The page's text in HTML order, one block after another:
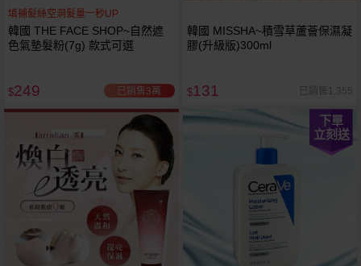
填補髮絲空洞髮量一秒UP
韓國 THE FACE SHOP~自然遮
色氣墊髮粉(7g) 款式可選
$249 已銷售3萬
韓國 MISSHA~積雪草蘆薈保濕凝
膠(升級版)300ml
$131 已銷售1,355
下單
立刻送